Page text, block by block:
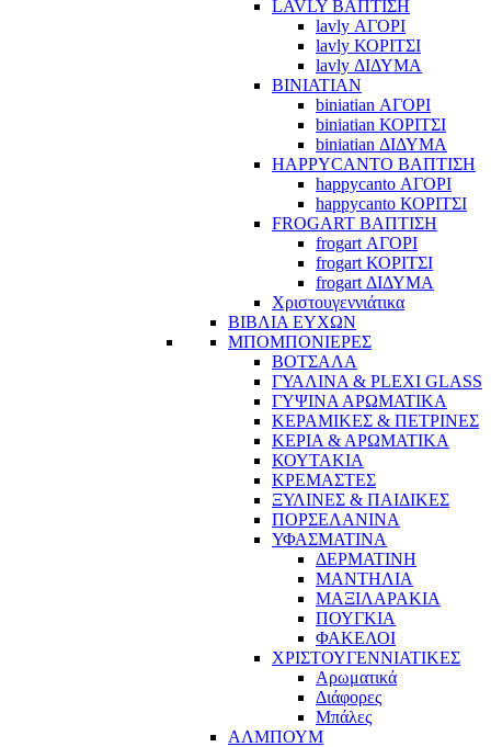
LAVLY ΒΑΠΤΙΣΗ
lavly ΑΓΟΡΙ
lavly ΚΟΡΙΤΣΙ
lavly ΔΙΔΥΜΑ
BINIATIAN
biniatian ΑΓΟΡΙ
biniatian ΚΟΡΙΤΣΙ
biniatian ΔΙΔΥΜΑ
HAPPYCANTO ΒΑΠΤΙΣΗ
happycanto ΑΓΟΡΙ
happycanto ΚΟΡΙΤΣΙ
FROGART ΒΑΠΤΙΣΗ
frogart ΑΓΟΡΙ
frogart ΚΟΡΙΤΣΙ
frogart ΔΙΔΥΜΑ
Χριστουγεννιάτικα
ΒΙΒΛΙΑ ΕΥΧΩΝ
ΜΠΟΜΠΟΝΙΕΡΕΣ
ΒΟΤΣΑΛΑ
ΓΥΑΛΙΝΑ & PLEXI GLASS
ΓΥΨΙΝΑ ΑΡΩΜΑΤΙΚΑ
ΚΕΡΑΜΙΚΕΣ & ΠΕΤΡΙΝΕΣ
ΚΕΡΙΑ & ΑΡΩΜΑΤΙΚΑ
ΚΟΥΤΑΚΙΑ
ΚΡΕΜΑΣΤΕΣ
ΞΥΛΙΝΕΣ & ΠΑΙΔΙΚΕΣ
ΠΟΡΣΕΛΑΝΙΝΑ
ΥΦΑΣΜΑΤΙΝA
ΔΕΡΜΑΤΙΝΗ
ΜΑΝΤΗΛΙΑ
ΜΑΞΙΛΑΡΑΚΙΑ
ΠΟΥΓΚΙΑ
ΦΑΚΕΛΟΙ
ΧΡΙΣΤΟΥΓΕΝΝΙΑΤΙΚΕΣ
Αρωματικά
Διάφορες
Μπάλες
ΑΛΜΠΟΥΜ